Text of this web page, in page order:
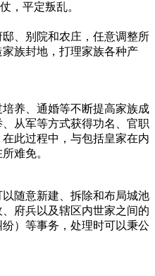
，平定叛乱。
、别院和农庄，任意调整所
族封地，打理家族各种产
养、通婚等不断提高家族成
从军等方式获得功名、官职
此过程中，与包括皇家在内
难免。
随意新建、拆除和布局城池
府兵以及辖区内世家之间的
）等事务，处理时可以秉公